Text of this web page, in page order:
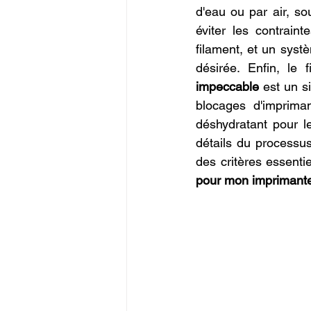
d'eau ou par air,
éviter les
filament, et un
désirée. Enfin, le
impeccable est un
blocages
déshydratant pour
détails du
des critères
pour mon